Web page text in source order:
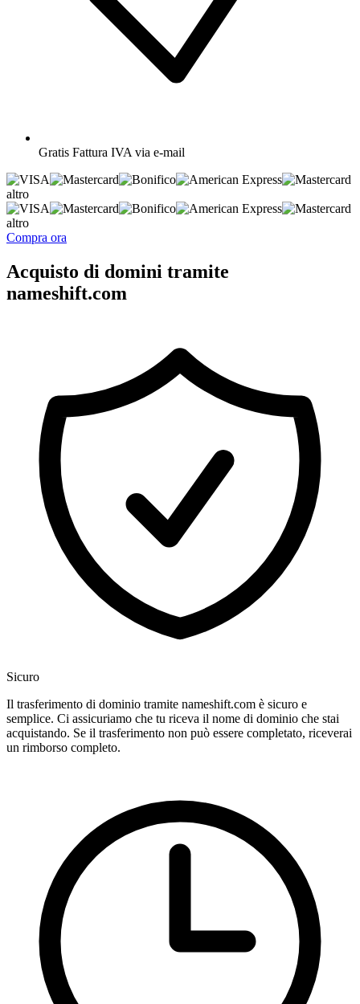
Gratis Fattura IVA via e-mail
altro
altro
Compra ora
Acquisto di domini tramite
nameshift.com
Sicuro
Il trasferimento di dominio tramite nameshift.com è sicuro e
semplice. Ci assicuriamo che tu riceva il nome di dominio che stai
acquistando. Se il trasferimento non può essere completato, riceverai
un rimborso completo.